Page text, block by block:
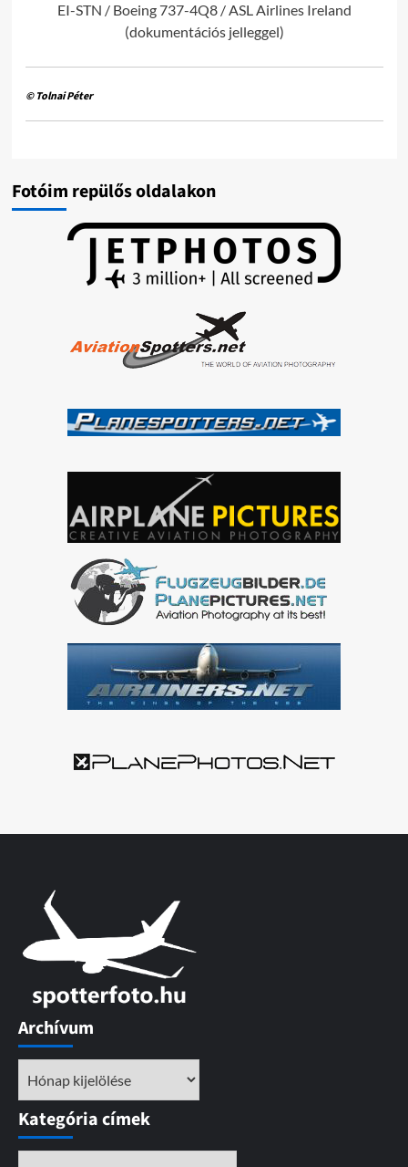
EI-STN / Boeing 737-4Q8 / ASL Airlines Ireland
(dokumentációs jelleggel)
© Tolnai Péter
Fotóim repülős oldalakon
Archívum
Kategória címek